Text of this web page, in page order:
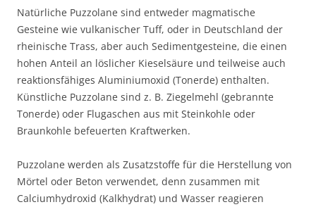
Natürliche Puzzolane sind entweder magmatische
Gesteine wie vulkanischer Tuff, oder in Deutschland der
rheinische Trass, aber auch Sedimentgesteine, die einen
hohen Anteil an löslicher Kieselsäure und teilweise auch
reaktionsfähiges Aluminiumoxid (Tonerde) enthalten.
Künstliche Puzzolane sind z. B. Ziegelmehl (gebrannte
Tonerde) oder Flugaschen aus mit Steinkohle oder
Braunkohle befeuerten Kraftwerken.
Puzzolane werden als Zusatzstoffe für die Herstellung von
Mörtel oder Beton verwendet, denn zusammen mit
Calciumhydroxid (Kalkhydrat) und Wasser reagieren